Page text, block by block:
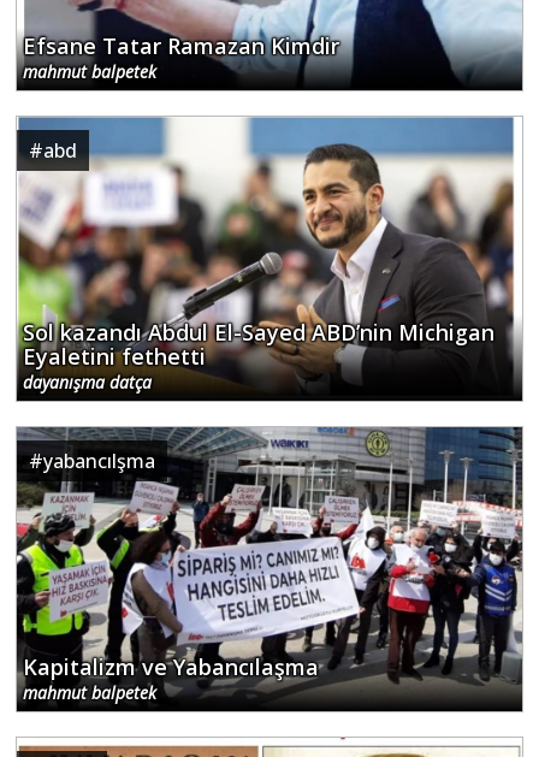
Efsane Tatar Ramazan Kimdir
mahmut balpetek
#abd
Sol kazandı Abdul El-Sayed ABD’nin Michigan
Eyaletini fethetti
dayanışma datça
#yabancılşma
Kapitalizm ve Yabancılaşma
mahmut balpetek